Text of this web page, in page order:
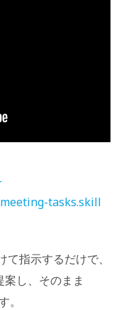
tasks.skill
指示するだけで、
し、そのまま